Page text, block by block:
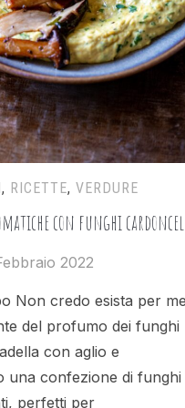
, RICETTE,VERDURE
con funghi
2022
Non credo esista per
del profumo dei funghi
con aglio e
una confezione di funghi
perfetti per